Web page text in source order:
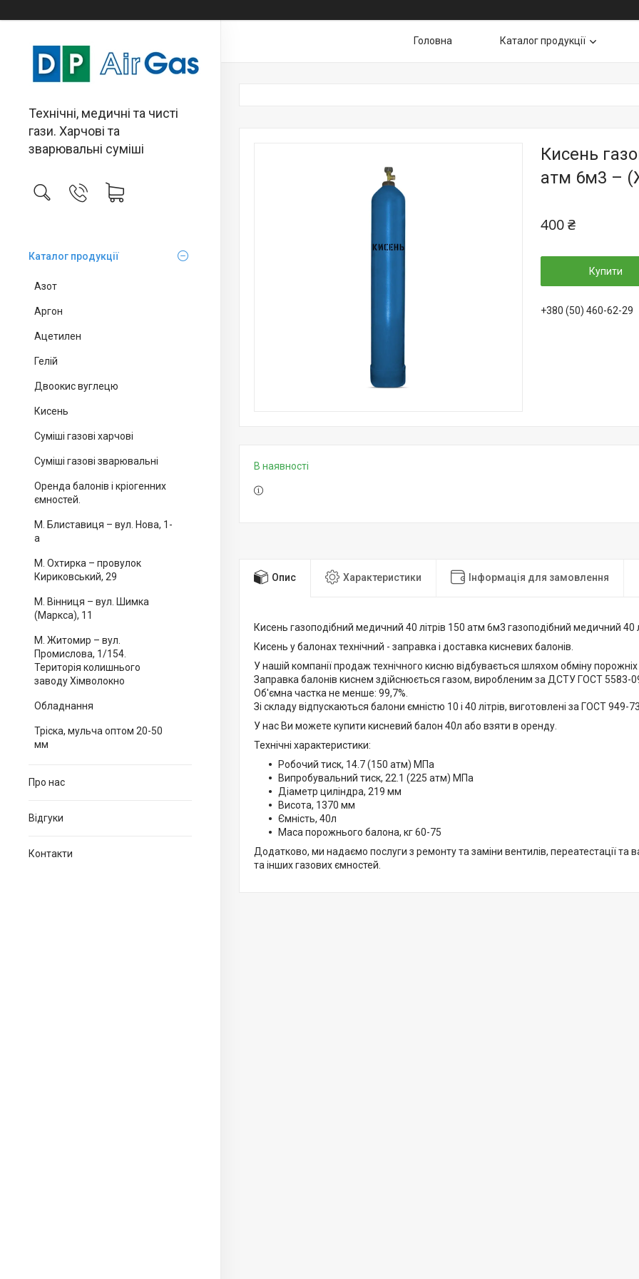
Технічні, медичні та чисті
гази. Харчові та
зварювальні суміші
Каталог продукції
Азот
Аргон
Ацетилен
Гелій
Двоокис вуглецю
Кисень
Суміші газові харчові
Суміші газові зварювальні
Оренда балонів і кріогенних
ємностей.
М. Блиставиця – вул. Нова, 1-
а
М. Охтирка – провулок
Кириковський, 29
М. Вінниця – вул. Шимка
(Маркса), 11
М. Житомир – вул.
Промислова, 1/154.
Територія колишнього
заводу Хімволокно
Обладнання
Тріска, мульча оптом 20-50
мм
Про нас
Відгуки
Контакти
Головна Каталог продукції
Кисень
атм 6м3 –
400 ₴
Купити
+380 (50) 460-62-29
В наявності
Опис Характеристики Інформація для замовлення
Кисень газоподібний медичний 40 літрів 150 атм 6м3 газоподібний медичний 40
Кисень у балонах технічний - заправка і доставка кисневих балонів.
У нашій компанії продаж технічного кисню відбувається шляхом обміну порожніх
Заправка балонів киснем здійснюється газом, виробленим за ДСТУ ГОСТ 5583-
Об'ємна частка не менше: 99,7%.
Зі складу відпускаються балони ємністю 10 і 40 літрів, виготовлені за ГОСТ 949-73.
У нас Ви можете купити кисневий балон 40л або взяти в оренду.
Технічні характеристики:
Робочий тиск, 14.7 (150 атм) МПа
Випробувальний тиск, 22.1 (225 атм) МПа
Діаметр циліндра, 219 мм
Висота, 1370 мм
Ємність, 40л
Маса порожнього балона, кг 60-75
Додатково, ми надаємо послуги з ремонту та заміни вентилів, переатестації та
та інших газових ємностей.